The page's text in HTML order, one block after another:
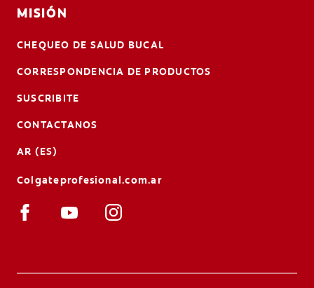
MISIÓN
CHEQUEO DE SALUD BUCAL
CORRESPONDENCIA DE PRODUCTOS
SUSCRIBITE
CONTACTANOS
AR (ES)
Colgateprofesional.com.ar